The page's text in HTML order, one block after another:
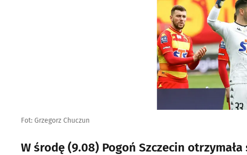
Fot: Grzegorz Chuczun
W środę (9.08) Pogoń Szczecin